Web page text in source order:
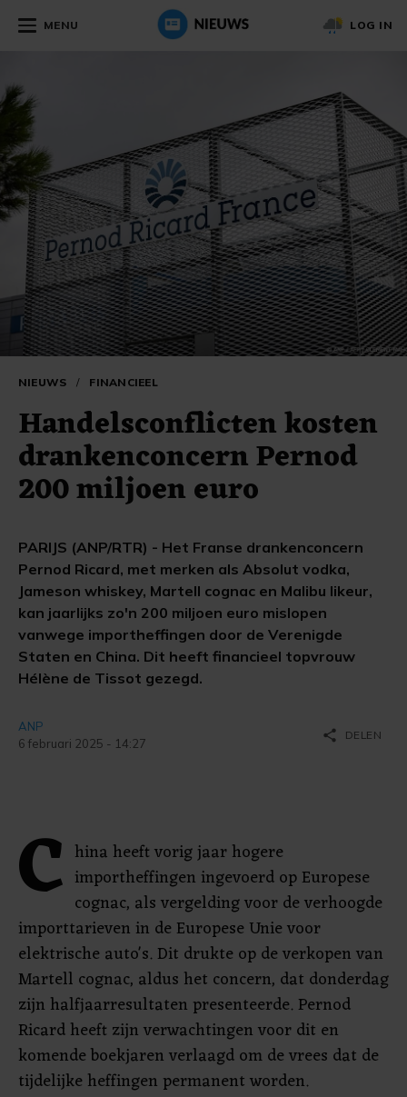
MENU LOG IN
NIEUWS / FINANCIEEL
Handelsconflicten kosten
drankenconcern Pernod
200 miljoen euro
PARIJS (ANP/RTR) - Het Franse drankenconcern
Pernod Ricard, met merken als Absolut vodka,
Jameson whiskey, Martell cognac en Malibu likeur,
kan jaarlijks zo'n 200 miljoen euro mislopen
vanwege importheffingen door de Verenigde
Staten en China. Dit heeft financieel topvrouw
Hélène de Tissot gezegd.
ANP
6 februari 2025 - 14:27
share DELEN
C hina heeft vorig jaar hogere
importheffingen ingevoerd op Europese
cognac, als vergelding voor de verhoogde
importtarieven in de Europese Unie voor
elektrische auto's. Dit drukte op de verkopen van
Martell cognac, aldus het concern, dat donderdag
zijn halfjaarresultaten presenteerde. Pernod
Ricard heeft zijn verwachtingen voor dit en
komende boekjaren verlaagd om de vrees dat de
tijdelijke heffingen permanent worden.